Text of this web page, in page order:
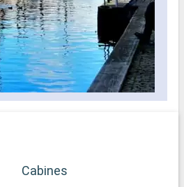
Cabines